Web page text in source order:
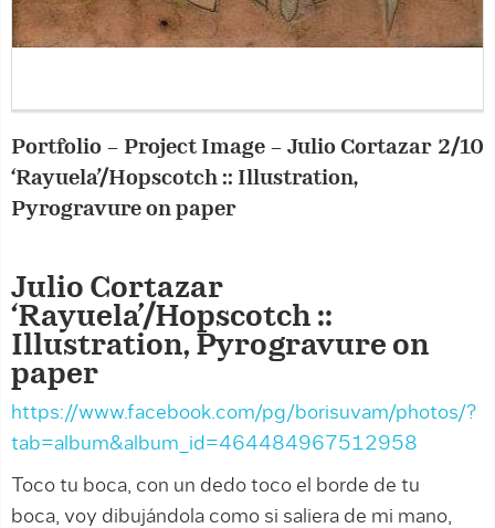
Portfolio – Project Image – Julio Cortazar
‘Rayuela’/Hopscotch :: Illustration,
Pyrogravure on paper
2/10
Julio Cortazar
‘Rayuela’/Hopscotch ::
Illustration, Pyrogravure on
paper
https://www.facebook.com/pg/borisuvam/photos/?
tab=album&album_id=464484967512958
Toco tu boca, con un dedo toco el borde de tu
boca, voy dibujándola como si saliera de mi mano,